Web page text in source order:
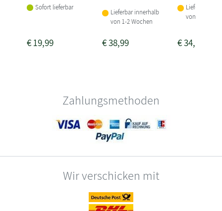
Sofort lieferbar
€19,99
Lieferbar innerhalb
von 1-2 Wochen
€38,99
Lieferbar
von 1-2
€34,99
Zahlungsmethoden
Wir verschicken mit